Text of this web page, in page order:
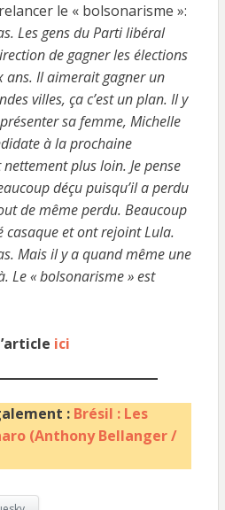
le « bolsonarisme »:
Les gens du Parti libéral
de gagner les élections
ans. Il aimerait gagner un
villes, ça c’est un plan. Il y
sa femme, Michelle
à la prochaine
nettement plus loin. Je pense
déçu puisqu’il a perdu
de même perdu. Beaucoup
casaque et ont rejoint Lula.
Mais il y a quand même une
Le « bolsonarisme » est
ici
: Brésil : Les
(Anthony Bellanger /